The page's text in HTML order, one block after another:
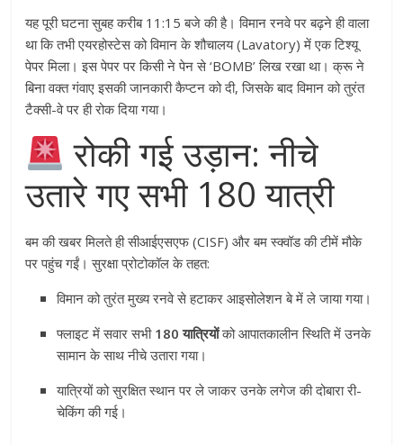
यह पूरी घटना सुबह करीब 11:15 बजे की है। विमान रनवे पर बढ़ने ही वाला
था कि तभी एयरहोस्टेस को विमान के शौचालय (Lavatory) में एक टिश्यू
पेपर मिला। इस पेपर पर किसी ने पेन से ‘BOMB’ लिख रखा था। क्रू ने
बिना वक्त गंवाए इसकी जानकारी कैप्टन को दी, जिसके बाद विमान को तुरंत
टैक्सी-वे पर ही रोक दिया गया।
रोकी गई उड़ान: नीचे
उतारे गए सभी 180 यात्री
बम की खबर मिलते ही सीआईएसएफ (CISF) और बम स्क्वॉड की टीमें मौके
पर पहुंच गईं। सुरक्षा प्रोटोकॉल के तहत:
विमान को तुरंत मुख्य रनवे से हटाकर आइसोलेशन बे में ले जाया गया।
फ्लाइट में सवार सभी 180 यात्रियोंको आपातकालीन स्थिति में उनके
सामान के साथ नीचे उतारा गया।
यात्रियों को सुरक्षित स्थान पर ले जाकर उनके लगेज की दोबारा री-
चेकिंग की गई।